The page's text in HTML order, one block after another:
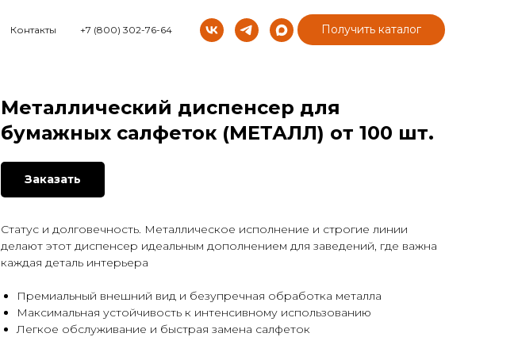
Контакты +7 (800) 302-76-64 Получить каталог
Металлический диспенсер для
бумажных салфеток (МЕТАЛЛ) от 100 шт.
Заказать
Статус и долговечность. Металлическое исполнение и строгие линии
делают этот диспенсер идеальным дополнением для заведений, где важна
каждая деталь интерьера
Премиальный внешний вид и безупречная обработка металла
Максимальная устойчивость к интенсивному использованию
Легкое обслуживание и быстрая замена салфеток